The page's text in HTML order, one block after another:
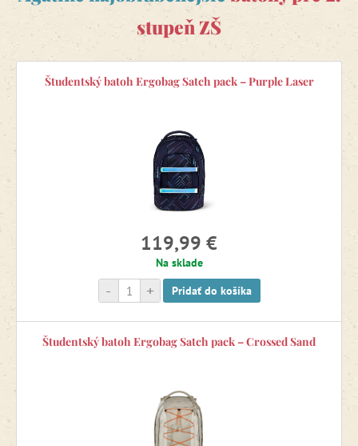
stupeň ZŠ
Študentský batoh Ergobag Satch pack – Purple Laser
119,99 €
Na sklade
+
- Pridať do košíka
Študentský batoh Ergobag Satch pack – Crossed Sand